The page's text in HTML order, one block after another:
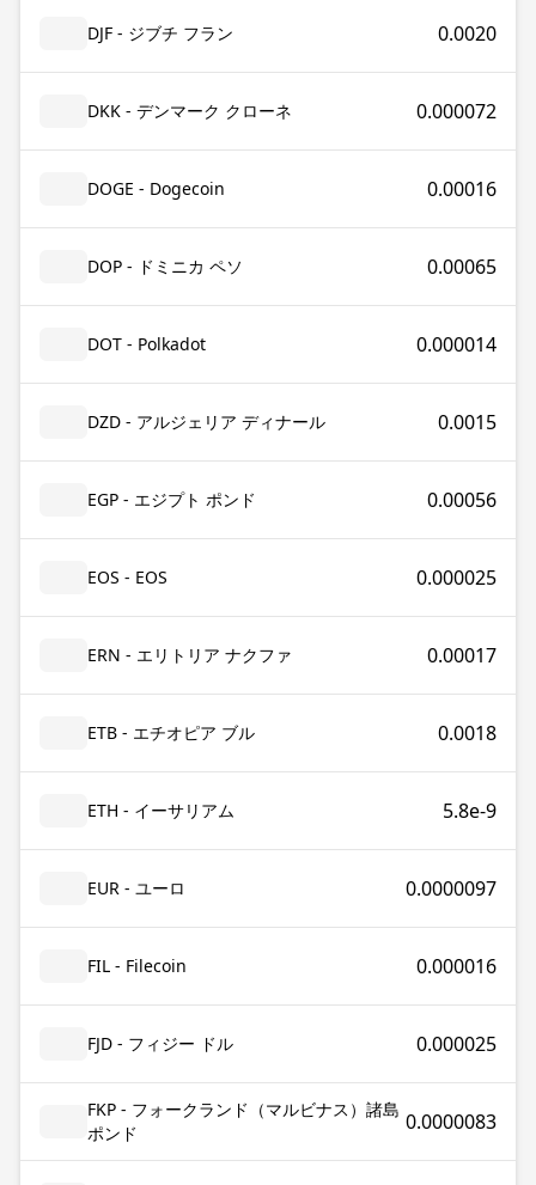
DJF - ジブチ フラン 0.0020
DKK - デンマーク クローネ 0.000072
DOGE - Dogecoin 0.00016
DOP - ドミニカ ペソ 0.00065
DOT - Polkadot 0.000014
DZD - アルジェリア ディナール 0.0015
EGP - エジプト ポンド 0.00056
EOS - EOS 0.000025
ERN - エリトリア ナクファ 0.00017
ETB - エチオピア ブル 0.0018
ETH - イーサリアム 5.8e-9
EUR - ユーロ 0.0000097
FIL - Filecoin 0.000016
FJD - フィジー ドル 0.000025
FKP - フォークランド（マルビナス）諸島
ポンド
0.0000083